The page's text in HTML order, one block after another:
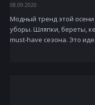
08.09.2020
Модный тренд этой
уборы. Шляпки, береты,
must-have сезона. Это